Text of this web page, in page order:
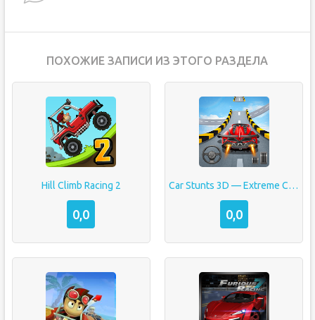
ПОХОЖИЕ ЗАПИСИ ИЗ ЭТОГО РАЗДЕЛА
Hill Climb Racing 2
0,0
Car Stunts 3D — Extreme City GT Racing
0,0